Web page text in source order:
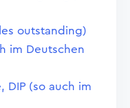
outstanding)
im Deutschen
DIP (so auch im